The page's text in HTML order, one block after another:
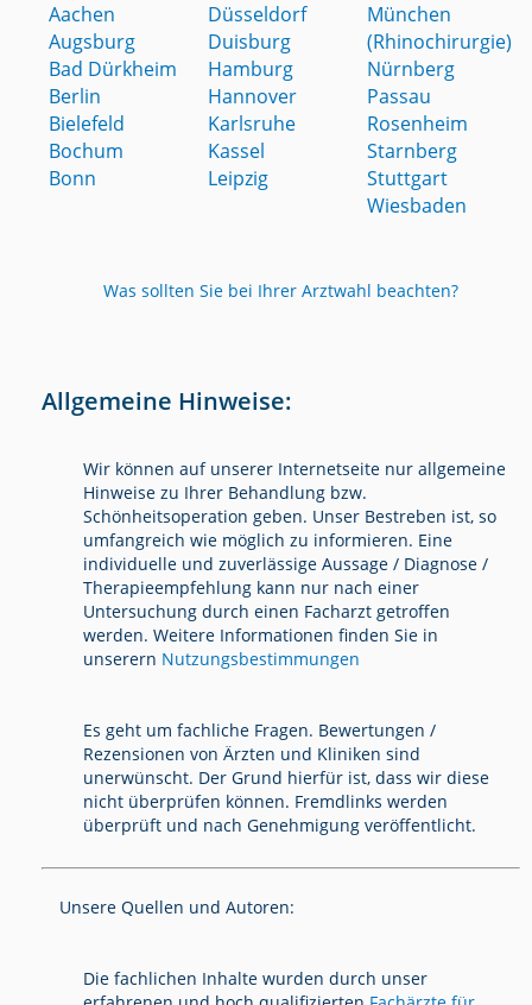
Aachen
Augsburg
Bad Dürkheim
Berlin
Bielefeld
Bochum
Bonn
Düsseldorf
Duisburg
Hamburg
Hannover
Karlsruhe
Kassel
Leipzig
München
(Rhinochirurgie)
Nürnberg
Passau
Rosenheim
Starnberg
Stuttgart
Wiesbaden
Was sollten Sie bei Ihrer Arztwahl beachten?
Allgemeine Hinweise:
Wir können auf unserer Internetseite nur allgemeine
Hinweise zu Ihrer Behandlung bzw.
Schönheitsoperation geben. Unser Bestreben ist, so
umfangreich wie möglich zu informieren. Eine
individuelle und zuverlässige Aussage / Diagnose /
Therapieempfehlung kann nur nach einer
Untersuchung durch einen Facharzt getroffen
werden. Weitere Informationen finden Sie in
unserern Nutzungsbestimmungen
Es geht um fachliche Fragen. Bewertungen /
Rezensionen von Ärzten und Kliniken sind
unerwünscht. Der Grund hierfür ist, dass wir diese
nicht überprüfen können. Fremdlinks werden
überprüft und nach Genehmigung veröffentlicht.
Unsere Quellen und Autoren:
Die fachlichen Inhalte wurden durch unser